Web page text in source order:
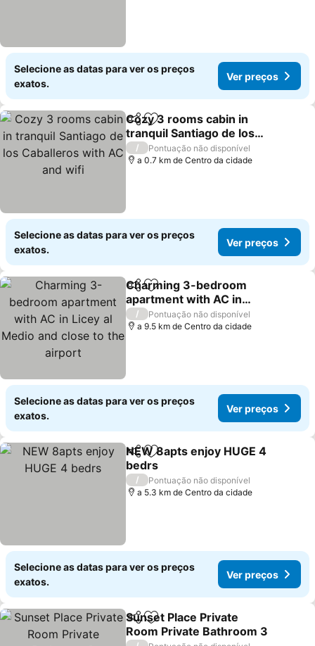
Selecione as datas para ver os preços
exatos.
Ver preços
PartilharAdicionar aos favoritos
Cozy 3 rooms cabin in
tranquil Santiago de los
Caballeros with AC and
wifi
Ver preços
/
Pontuação não disponível
a 0.7 km de Centro da cidade
Selecione as datas para ver os preços
exatos.
Ver preços
PartilharAdicionar aos favoritos
Charming 3-bedroom
apartment with AC in
Licey al Medio and close
to the airport
Ver preços
/
Pontuação não disponível
a 9.5 km de Centro da cidade
Selecione as datas para ver os preços
exatos.
Ver preços
PartilharAdicionar aos favoritos
NEW 8apts enjoy HUGE 4
bedrs
Ver preços
/
Pontuação não disponível
a 5.3 km de Centro da cidade
Selecione as datas para ver os preços
exatos.
Ver preços
PartilharAdicionar aos favoritos
Sunset Place Private
Room Private Bathroom 3